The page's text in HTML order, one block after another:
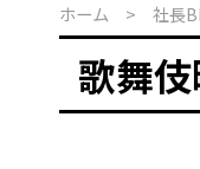
ホーム > 社長
歌舞